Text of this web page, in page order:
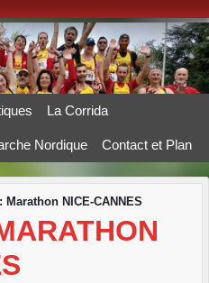
La Corrida
Nordique Contact et Plan
Marathon NICE-CANNES